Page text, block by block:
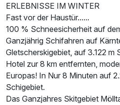
Suite/n
2 Erwachsene und 2 Kinder
ERLEBNISSE IM WINTER
Fast vor der Haustür......
100 % Schneesicherheit auf
Ganzjährig Schifahren auf
Gletscherskigebiet, auf 3.122 m
Hotel zur 8 km entfernten,
Europas! In Nur 8 Minuten auf
Schigebiet.
Das Ganzjahres Skitgebiet